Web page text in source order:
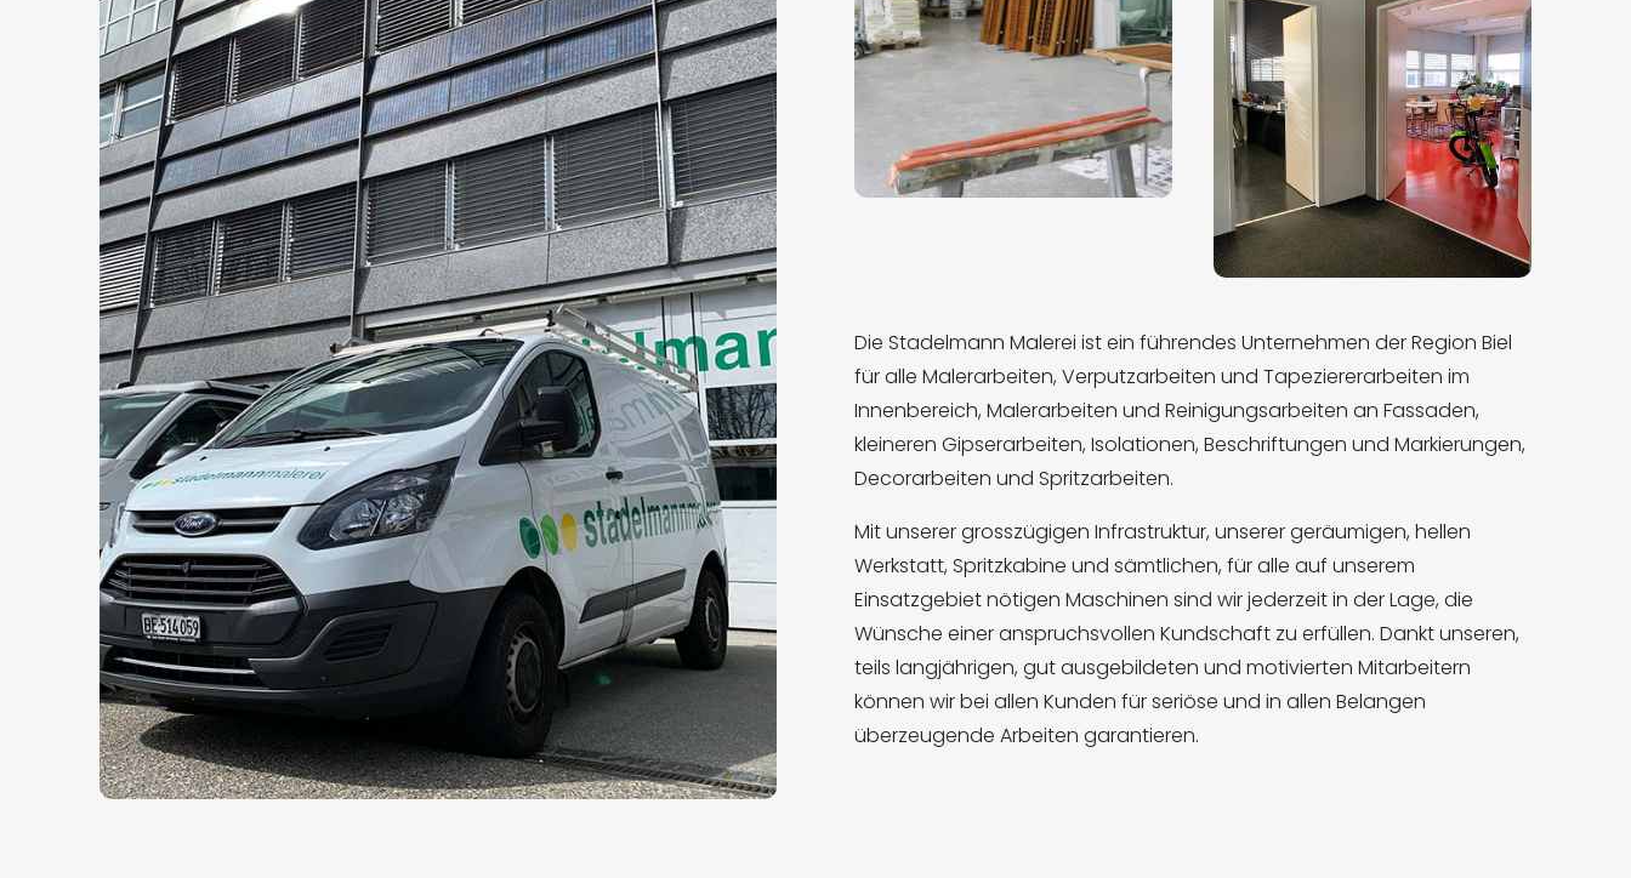
Die Stadelmann Malerei ist ein führendes Unternehmen der Region Biel
für alle Malerarbeiten, Verputzarbeiten und Tapeziererarbeiten im
Innenbereich, Malerarbeiten und Reinigungsarbeiten an Fassaden,
kleineren Gipserarbeiten, Isolationen, Beschriftungen und Markierungen,
Decorarbeiten und Spritzarbeiten.
Mit unserer grosszügigen Infrastruktur, unserer geräumigen, hellen
Werkstatt, Spritzkabine und sämtlichen, für alle auf unserem
Einsatzgebiet nötigen Maschinen sind wir jederzeit in der Lage, die
Wünsche einer anspruchsvollen Kundschaft zu erfüllen. Dankt unseren,
teils langjährigen, gut ausgebildeten und motivierten Mitarbeitern
können wir bei allen Kunden für seriöse und in allen Belangen
überzeugende Arbeiten garantieren.